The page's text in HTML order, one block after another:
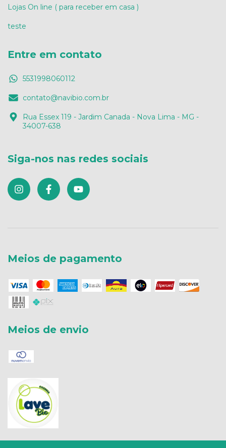
Lojas On line ( para receber em casa )
teste
Entre em contato
5531998060112
contato@navibio.com.br
Rua Essex 119 - Jardim Canada - Nova Lima - MG -
34007-638
Siga-nos nas redes sociais
Meios de pagamento
Meios de envio